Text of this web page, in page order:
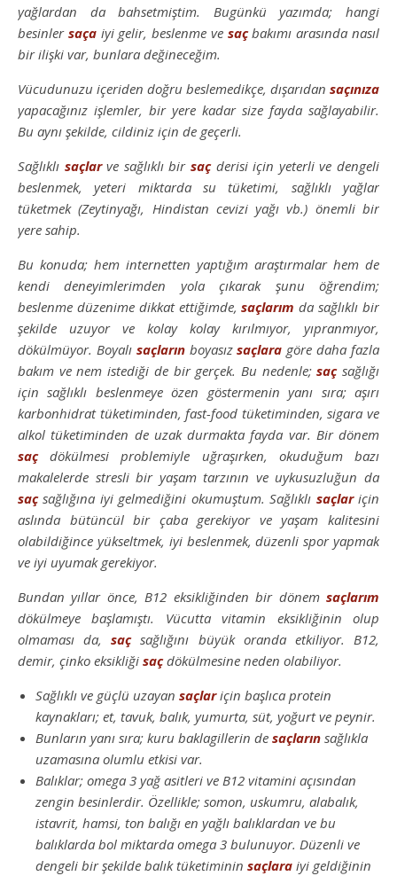
yağlardan da bahsetmiştim. Bugünkü yazımda; hangi
besinler saçaiyi gelir, beslenme ve saçbakımı arasında nasıl
bir ilişki var, bunlara değineceğim.
Vücudunuzu içeriden doğru beslemedikçe, dışarıdan saçınıza
yapacağınız işlemler, bir yere kadar size fayda sağlayabilir.
Bu aynı şekilde, cildiniz için de geçerli.
Sağlıklı saçlarve sağlıklı birsaçderisi için yeterli ve dengeli
beslenmek, yeteri miktarda su tüketimi, sağlıklı yağlar
tüketmek (Zeytinyağı, Hindistan cevizi yağı vb.) önemli bir
yere sahip.
Bu konuda; hem internetten yaptığım araştırmalar hem de
kendi deneyimlerimden yola çıkarak şunu öğrendim;
beslenme düzenime dikkat ettiğimde,saçlarım da sağlıklı bir
şekilde uzuyor ve kolay kolay kırılmıyor, yıpranmıyor,
dökülmüyor. Boyalı saçlarınboyasızsaçlara göre daha fazla
bakım ve nem istediği de bir gerçek. Bu nedenle;saçsağlığı
için sağlıklı beslenmeye özen göstermenin yanı sıra; aşırı
karbonhidrat tüketiminden, fast-food tüketiminden, sigara ve
alkol tüketiminden de uzak durmakta fayda var. Bir dönem
saçdökülmesi problemiyle uğraşırken, okuduğum bazı
makalelerde stresli bir yaşam tarzının ve uykusuzluğun da
saçsağlığına iyi gelmediğini okumuştum. Sağlıklı saçlariçin
aslında bütüncül bir çaba gerekiyor ve yaşam kalitesini
olabildiğince yükseltmek, iyi beslenmek, düzenli spor yapmak
ve iyi uyumak gerekiyor.
Bundan yıllar önce, B12 eksikliğinden bir dönem saçlarım
dökülmeye başlamıştı. Vücutta vitamin eksikliğinin olup
olmaması da,saçsağlığını büyük oranda etkiliyor. B12,
demir, çinko eksikliği saçdökülmesine neden olabiliyor.
Sağlıklı ve güçlü uzayan saçlariçin başlıca protein
kaynakları; et, tavuk, balık, yumurta, süt, yoğurt ve peynir.
Bunların yanı sıra; kuru baklagillerin de saçların sağlıkla
uzamasına olumlu etkisi var.
Balıklar; omega 3 yağ asitleri ve B12 vitamini açısından
zengin besinlerdir. Özellikle; somon, uskumru, alabalık,
istavrit, hamsi, ton balığı en yağlı balıklardan ve bu
balıklarda bol miktarda omega 3 bulunuyor. Düzenli ve
dengeli bir şekilde balık tüketiminin saçlara iyi geldiğinin